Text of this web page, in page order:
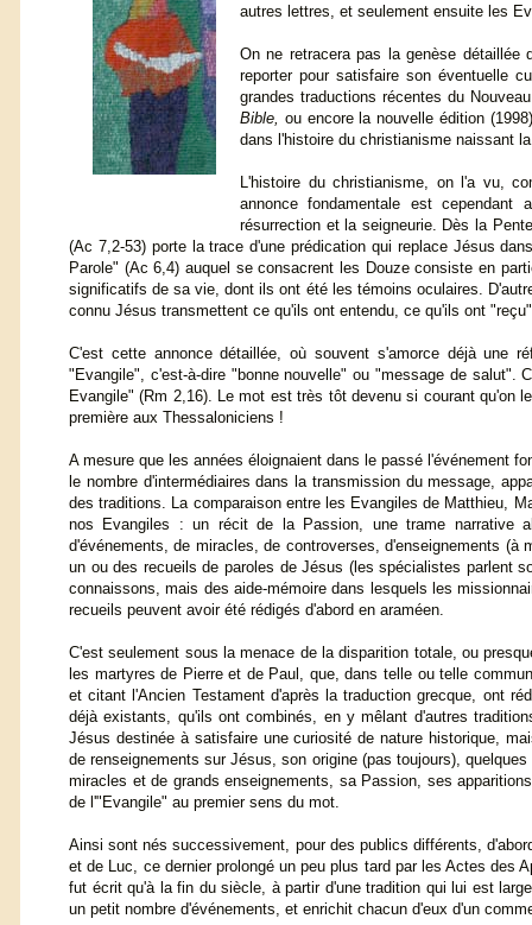
autres lettres, et seulement ensuite les
On ne retracera pas la genèse détaillée
reporter pour satisfaire son éventuelle
grandes traductions récentes du
Bible, ou encore la nouvelle édition
dans l'histoire du christianisme naissant
L'histoire du christianisme, on l'a vu,
annonce fondamentale est
résurrection et la seigneurie. Dès la
(Ac 7,2-53) porte la trace d'une prédication qui replace Jésus
Parole" (Ac 6,4) auquel se consacrent les Douze consiste en
significatifs de sa vie, dont ils ont été les témoins oculaires.
connu Jésus transmettent ce qu'ils ont entendu, ce qu'ils ont
C'est cette annonce détaillée, où souvent s'amorce déjà une
"Evangile", c'est-à-dire "bonne nouvelle" ou "message de
Evangile" (Rm 2,16). Le mot est très tôt devenu si courant
première aux Thessaloniciens !
A mesure que les années éloignaient dans le passé l'événement
le nombre d'intermédiaires dans la transmission du message,
des traditions. La comparaison entre les Evangiles de Matthieu,
nos Evangiles : un récit de la Passion, une trame narrative
d'événements, de miracles, de controverses, d'enseignements
un ou des recueils de paroles de Jésus (les spécialistes parlent
connaissons, mais des aide-mémoire dans lesquels les
recueils peuvent avoir été rédigés d'abord en araméen.
C'est seulement sous la menace de la disparition totale, ou
les martyres de Pierre et de Paul, que, dans telle ou telle
et citant l'Ancien Testament d'après la traduction grecque, ont
déjà existants, qu'ils ont combinés, en y mêlant d'autres
Jésus destinée à satisfaire une curiosité de nature historique,
de renseignements sur Jésus, son origine (pas toujours),
miracles et de grands enseignements, sa Passion, ses
de l'"Evangile" au premier sens du mot.
Ainsi sont nés successivement, pour des publics différents,
et de Luc, ce dernier prolongé un peu plus tard par les Actes des
fut écrit qu'à la fin du siècle, à partir d'une tradition qui lui est
un petit nombre d'événements, et enrichit chacun d'eux d'un